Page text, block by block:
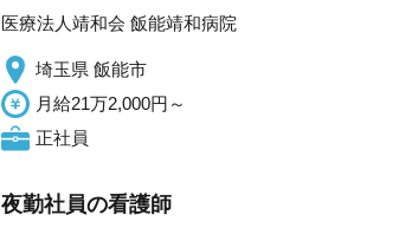
医療法人靖和会 飯能靖和病院
埼玉県 飯能市
月給21万2,000円～
正社員
夜勤社員の看護師